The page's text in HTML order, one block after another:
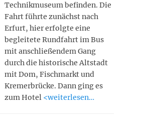
Technikmuseum befinden. Die
Fahrt führte zunächst nach
Erfurt, hier erfolgte eine
begleitete Rundfahrt im Bus
mit anschließendem Gang
durch die historische Altstadt
mit Dom, Fischmarkt und
Kremerbrücke. Dann ging es
zum Hotel <weiterlesen…